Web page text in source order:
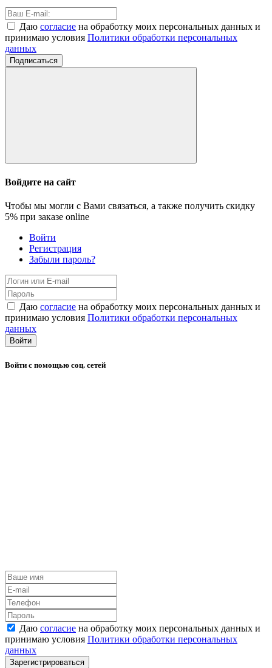
Даю согласие на обработку моих персональных данных и
принимаю условия Политики обработки персональных
данных
Подписаться
Войдите на сайт
Чтобы мы могли с Вами связаться, а также получить скидку
5% при заказе online
Войти
Регистрация
Забыли пароль?
Даю согласие на обработку моих персональных данных и
принимаю условия Политики обработки персональных
данных
Войти
Войти с помощью соц. сетей
Даю согласие на обработку моих персональных данных и
принимаю условия Политики обработки персональных
данных
Зарегистрироваться